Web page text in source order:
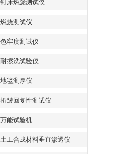
钉床燃烧测试仪
燃烧测试仪
色牢度测试仪
耐擦洗试验仪
地毯测厚仪
折皱回复性测试仪
万能试验机
土工合成材料垂直渗透仪